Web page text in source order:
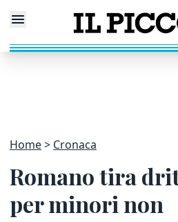
Home Cronaca
Romano tira
per minori non